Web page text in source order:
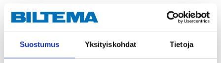
Suostumus Yksityiskohdat Tietoja
Technical specifications
Material
Polyethylene